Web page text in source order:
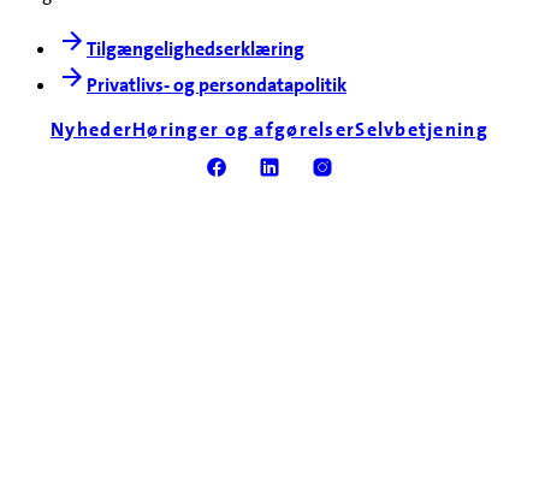
Tilgængelighedserklæring
Privatlivs- og persondatapolitik
NyhederHøringer og afgørelserSelvbetjening